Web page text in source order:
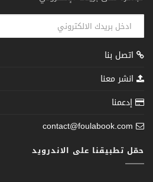
اتصل بنا
انشر معنا
إدعمنا
contact@foulabook.com
حمّل تطبيقنا على الاندرويد